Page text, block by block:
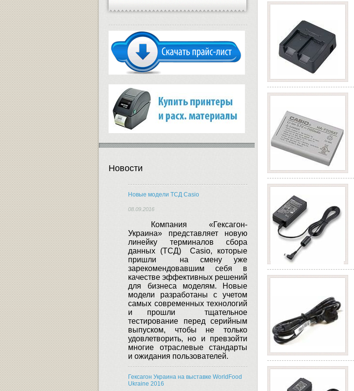
Новости
Новые модели ТСД Casio
08.09.2016
Компания «Гексагон-
Украина» представляет новую
линейку терминалов сбора
данных (ТСД)
Casio, которые
пришли
на смену уже
зарекомендовавшим себя в
качестве эффективных решений
для бизнеса моделям.
Новые
модели разработаны с учетом
самых современных технологий
и прошли
тщательное
тестирование перед серийным
выпуском, чтобы не только
удовлетворить, но и превзойти
многие отраслевые стандарты
и ожидания пользователей.
Гексагон Украина на выставке WorldFood
Ukraine 2016